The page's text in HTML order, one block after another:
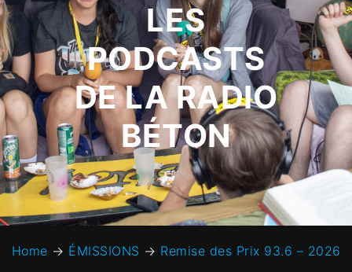
LES
PODCASTS
DE LA RADIO
BÉTON
Home → ÉMISSIONS → Remise des Prix 93.6 – 2026